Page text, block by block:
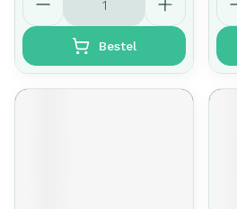
Bestel